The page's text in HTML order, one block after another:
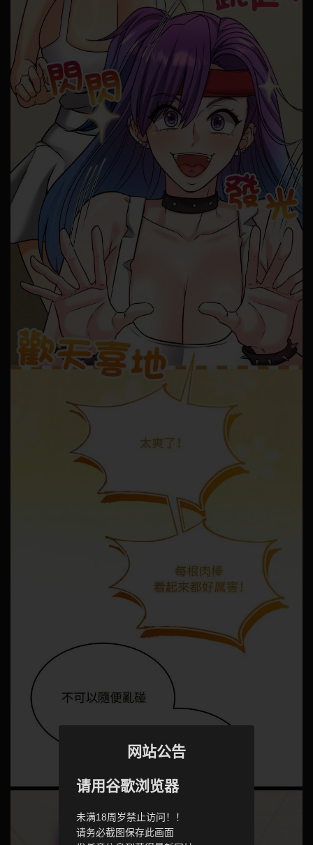
网站公告
请用谷歌浏览器
未满18周岁禁止访问！！
请务必截图保存此画面